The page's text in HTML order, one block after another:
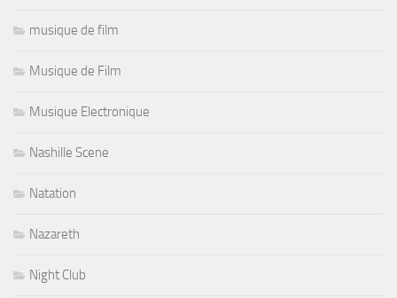
musique de film
Musique de Film
Musique Electronique
Nashille Scene
Natation
Nazareth
Night Club